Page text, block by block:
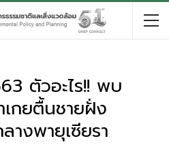
ตัวอะไร!! พบ
กยตื้นชายฝั่ง
งพายุเซียรา